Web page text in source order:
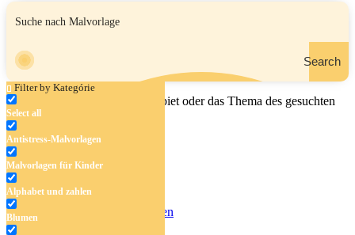
Search
Filter by Kategórie
Select all
Antistress-Malvorlagen
Malvorlagen für Kinder
Alphabet und zahlen
Blumen
Geben Sie den Namen, das Gebiet oder das Thema des gesuchten
Malbuchs ein.
Malvorlagen für Kinder
Alphabet und zahlen